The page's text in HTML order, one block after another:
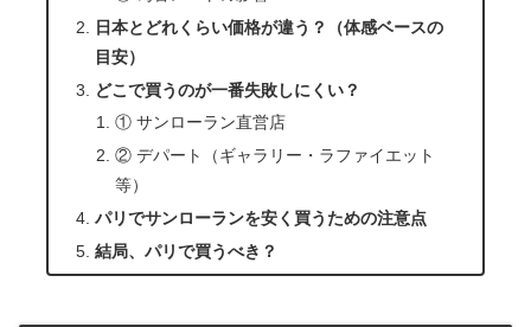
日本とどれくらい価格が違う？（体感ベースの
目安）
どこで買うのが一番失敗しにくい？
① サンローラン直営店
② デパート（ギャラリー・ラファイエット
等）
パリでサンローランを安く買うための注意点
結局、パリで買うべき？